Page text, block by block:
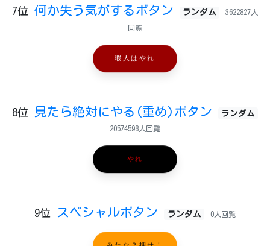
7位 何か失う気がするボタン ランダム 3622827人
回覧
暇人はやれ
8位 見たら絶対にやる(重め)ボタン ランダム
20574598人回覧
やれ
9位 スペシャルボタン ランダム 0人回覧
みたな？押せ！